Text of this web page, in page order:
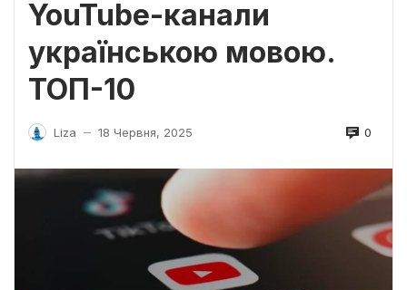
YouTube-канали
українською мовою.
ТОП-10
Liza — 18 Червня, 2025 0